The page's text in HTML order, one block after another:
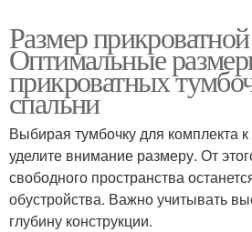
Размер
Оптимальные
прикроватных
спальни
Выбирая тумбочку для комплекта
уделите внимание размеру. От
свободного пространства
обустройства. Важно учитывать
глубину конструкции.